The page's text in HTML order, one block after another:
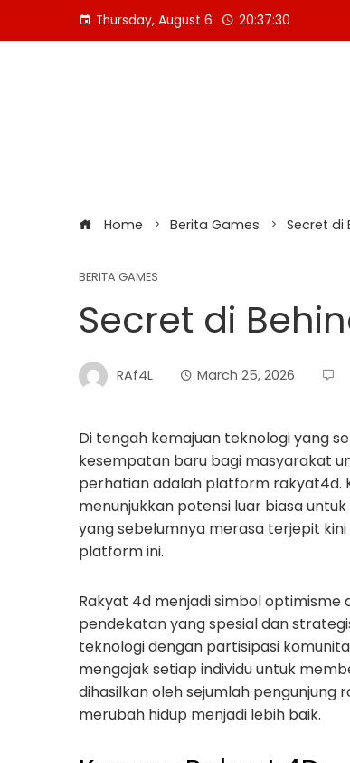
Thursday, August 6 20:37:30
Home Berita Games Secret di
BERITA GAMES
Secret di
RAf4L March 25, 2026
Di tengah kemajuan teknologi yang
kesempatan baru bagi masyarakat
perhatian adalah platform rakyat4d.
menunjukkan potensi luar biasa
yang sebelumnya merasa terjepit
platform ini.
Rakyat 4d menjadi simbol optimisme
pendekatan yang spesial dan
teknologi dengan partisipasi
mengajak setiap individu untuk
dihasilkan oleh sejumlah
merubah hidup menjadi lebih baik.